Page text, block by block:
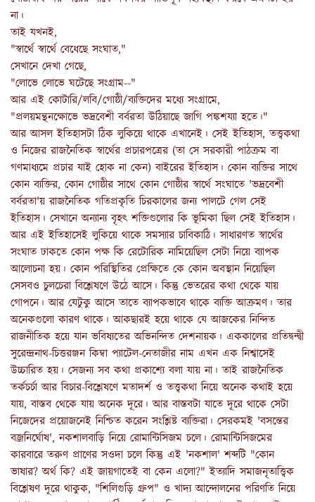
না।
তাই যখনই,
"স্বার্থে স্বার্থে বেধেছে সংঘাত,"
সেখানে দেখা গেছে,
"লোভে লোভে ঘটেছে সংগ্রাম--"
আর এই কোটারি/লবি/গোষ্ঠী/ব্যক্তিদের মধ্যে সংগ্রামে,
"প্রলয়মন্থনক্ষোভে ভদ্রবেশী বর্বরতা উঠিয়াছে জাগি পঙ্কশয্যা হতে।"
আর আসল ইতিহাসটা ঠিক লুকিয়ে থাকে এখানেই। সেই ইতিহাস, তত্ত্বকথা
ও নিজের রাজনৈতিক স্বার্থের প্রচারপত্রের (তা সে সরকারী পাঠক্রম বা
গণমাধ্যমে প্রচার যাই হোক না কেন) বাইরের ইতিহাস। কোন ব্যক্তির সাথে
কোন ব্যক্তির, কোন গোষ্ঠীর সাথে কোন গোষ্ঠীর স্বার্থে সংঘাতে 'ভদ্রবেশী
বর্বরতা'য় রাজনৈতিক গতিপ্রকৃতি চিরকালের জন্য পালটে গেল সেই
ইতিহাস। সেখানে অন্যান্য বৃহৎ শক্তিগুলোর কি ভূমিকা ছিল সেই ইতিহাস।
আর এই ইতিহাসেই লুকিয়ে থাকে সমস্যার চাবিকাঠি। সাধারণত স্বার্থের
সংঘাত ঢাকতে কোন পক্ষ কি রেটোরিক নামিয়েছিল সেটা নিয়ে ব্যাপক
আলোচনা হয়। কোন পরিস্থিতির প্রেক্ষিতে কে কোন অবস্থান নিয়েছিল
সেসবও চুলচেরা বিশ্লেষণে উঠে আসে। কিন্তু ভেতরের কথা থেকে যায়
গোপনে। আর যেটুকু আসে তাতে ব্যাপকভাবে থাকে ব্যক্তি আক্রমণ। তার
অনেকগুলো কারণ থাকে। আকছারই হয়ে থাকে যে আজকের নিন্দিত
রাজনীতিক হয়ে যান ভবিষ্যতের অভিনন্দিত দেশনায়ক। এককালের প্রতিদ্বন্দ্বী
সুরেন্দ্রনাথ-চিত্তরঞ্জন কিম্বা প্যাটেল-নেতাজীর নাম এখন এক নিশ্বাসেই
উচ্চারিত হয়। সেজন্য সব কথা প্রকাশ্যে বলা যায় না। তাই রাজনৈতিক
তর্কচর্চা আর বিচার-বিশ্লেষণে মতাদর্শ ও তত্ত্বকথা নিয়ে অনেক কথাই হয়ে
যায়, বাস্তব থেকে যায় অনেক দূরে। আর বাস্তবটা যাতে দূরে থাকে সেটা
নিজেদের প্রয়োজনেই নিশ্চিত করেন সংশ্লিষ্ট ব্যক্তিরা। সেরকমই 'বসন্তের
বজ্রনির্ঘোষ', নকশালবাড়ি নিয়ে রোমান্টিসিজম চলে। রোমান্টিসিজমের
কারবারে তরুণ প্রাণের সওদা চলে কিন্তু এই 'নকশাল' শব্দটি "কোন
ভাষার? অর্থ কি? এই জায়গাতেই বা কেন এলো?" ইত্যাদি সমাজনৃতাত্ত্বিক
বিশ্লেষণ দূরে থাকুক, "শিলিগুড়ি গ্রুপ" ও খাদ্য আন্দোলনের পরিণতি নিয়ে